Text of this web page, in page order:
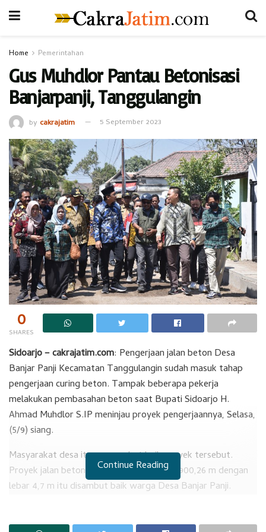
Home Pemerintahan
Gus Muhdlor Pantau Betonisasi
Banjarpanji, Tanggulangin
by cakrajatim 5 September 2023
0
SHARES
Sidoarjo – cakrajatim.com: Pengerjaan jalan beton Desa
Banjar Panji Kecamatan Tanggulangin sudah masuk tahap
pengerjaan curing beton. Tampak beberapa pekerja
melakukan pembasahan beton saat Bupati Sidoarjo H.
Ahmad Muhdlor S.IP meninjau proyek pengerjaannya, Selasa,
(5/9) siang.
Masyarakat desa itu menyambut baik proyek tersebut.
Proyek jalan beton yang memiliki panjang 900,26 m dengan
lebar 4,7 m itu disambut baik warga Desa Banjar Panji.
Continue Reading